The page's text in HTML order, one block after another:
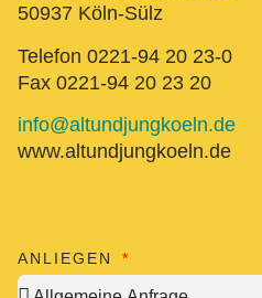
50937 Köln-Sülz
Telefon 0221-94 20 23-0
Fax 0221-94 20 23 20
info@altundjungkoeln.de
www.altundjungkoeln.de
ANLIEGEN